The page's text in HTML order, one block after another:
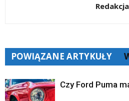
Redakcja
POWIĄZANE ARTYKUŁY
Czy Ford Puma